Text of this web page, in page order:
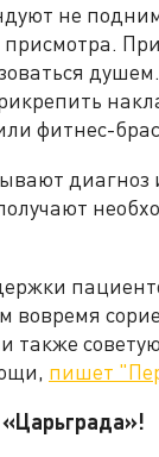
не
фитнес-
диагноз
также
пишет